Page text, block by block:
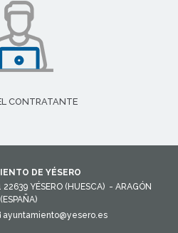
CONTRATANTE
DE YÉSERO
22639 YÉSERO (HUESCA) - ARAGÓN
(ESPAÑA)
ayuntamiento@yesero.es